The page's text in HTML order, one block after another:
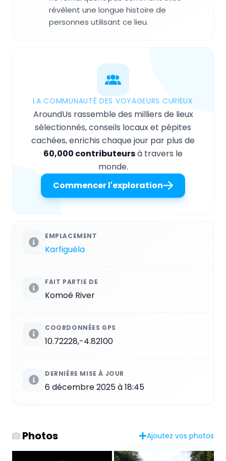
révèlent une longue histoire de
personnes utilisant ce lieu.
LA COMMUNAUTÉ DES VOYAGEURS CURIEUX
AroundUs rassemble des milliers de lieux
sélectionnés, conseils locaux et pépites
cachées, enrichis chaque jour par plus de
60,000 contributeursà travers le
monde.
Commencer l'exploration
EMPLACEMENT
Karfiguéla
FAIT PARTIE DE
Komoé River
COORDONNÉES GPS
10.72228,-4.82100
DERNIÈRE MISE À JOUR
6 décembre 2025 à 18:45
Photos Ajoutez vos photos